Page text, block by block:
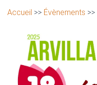
Accueil >> Évènements >>